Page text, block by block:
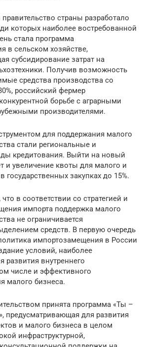
страны разработало
которых наиболее востребованной
стала программа
в сельском хозяйстве,
субсидирование затрат на
Получив возможность
средства производства со
российский фермер
борьбе с аграрными
производителями.
для поддержания малого
стали региональные и
кредитования. Выйти на новый
и увеличение квоты для малого и
государственных закупках до 15%.
в соответствии со стратегией и
импорта поддержка малого
не ограничивается
средств. В первую очередь
импортозамещения в России
условий, наиболее
развития внутреннего
числе и эффективного
малого бизнеса.
принята программа «Ты –
предусматривающая для развития
и малого бизнеса в целом
инфраструктурной,